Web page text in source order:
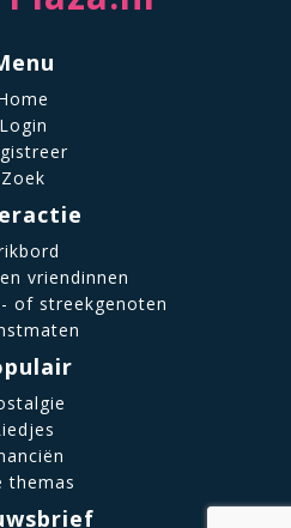
Login
Zoek
vriendinnen
of streekgenoten
themas